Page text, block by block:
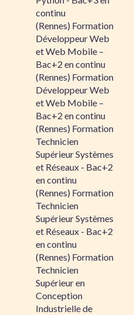
continu
(Rennes) Formation
Développeur Web
et Web Mobile –
Bac+2 en continu
(Rennes) Formation
Développeur Web
et Web Mobile –
Bac+2 en continu
(Rennes) Formation
Technicien
Supérieur Systèmes
et Réseaux - Bac+2
en continu
(Rennes) Formation
Technicien
Supérieur Systèmes
et Réseaux - Bac+2
en continu
(Rennes) Formation
Technicien
Supérieur en
Conception
Industrielle de